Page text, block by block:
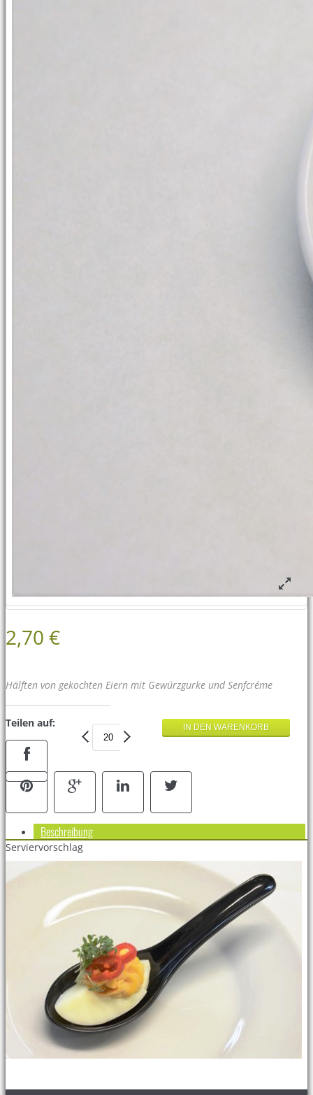
2,70 €
Hälften von gekochten Eiern mit Gewürzgurke und Senfcréme
Teilen auf:
Beschreibung
Serviervorschlag